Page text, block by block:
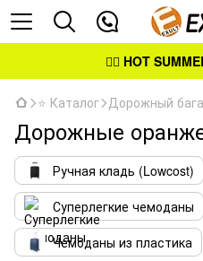
👉🏻 HOT
⭐ Каталог Дорожный
Дорожные
Ручная кладь (Lowcost)
Суперлегкие чемоданы
Чемоданы из пластика